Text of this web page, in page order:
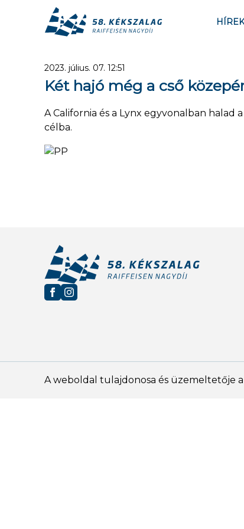
HÍREK
2023. július. 07. 12:51
Két hajó még a cső
A California és a Lynx egyvonalban halad
célba.
A weboldal tulajdonosa és üzemeltetője a